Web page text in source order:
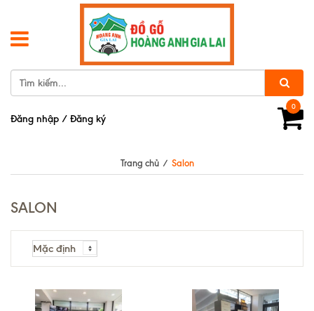
0
Đăng nhập / Đăng ký
Trang chủ / Salon
SALON